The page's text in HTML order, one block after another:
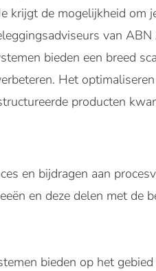
krijgt de mogelijkheid om
van
bieden een breed
Het
producten
en bijdragen aan
en deze delen met de
bieden op het